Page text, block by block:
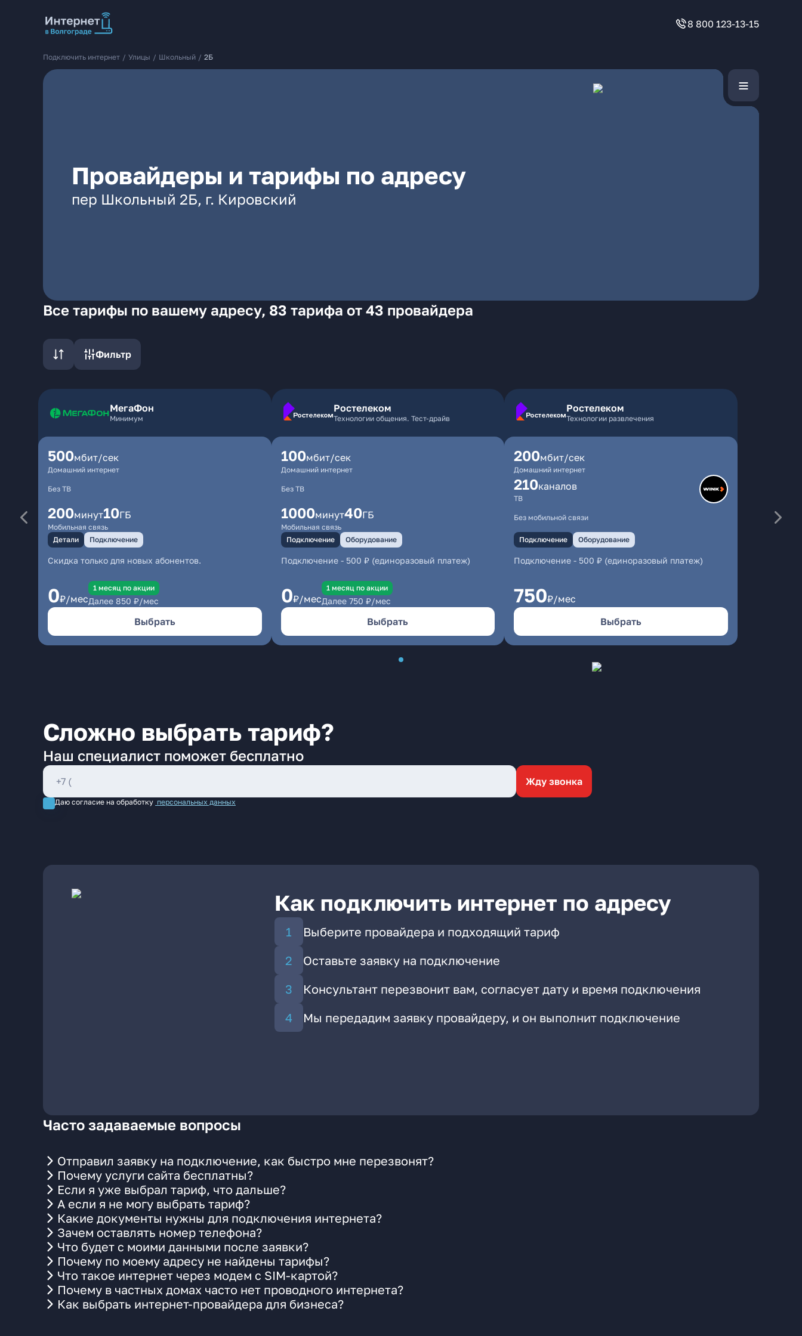
8 800 123-13-15
Подключить интернет / Улицы / Школьный / 2Б
Провайдеры и тарифы по адресу
пер Школьный 2Б, г. Кировский
Все тарифы по вашему адресу, 83 тарифа от 43 провайдера
Фильтр
МегаФон
Минимум
500мбит/сек
Домашний интернет
Без ТВ
200минут10ГБ
Мобильная связь
Детали
Подключение
Скидка только для новых абонентов.
0₽/мес
1 месяц по акции
Далее 850 ₽/мес
Выбрать
Ростелеком
Технологии общения. Тест-драйв
100мбит/сек
Домашний интернет
Без ТВ
1000минут40ГБ
Мобильная связь
Подключение
Оборудование
Подключение- 500 ₽ (единоразовый платеж)
0₽/мес
1 месяц по акции
Далее 750 ₽/мес
Выбрать
Ростелеком
Технологии развлечения
200мбит/сек
Домашний интернет
210каналов
ТВ
Без мобильной связи
Подключение Оборудование
Подключение - 500 ₽ (единоразовый платеж)
750₽/мес
Выбрать
Сложно выбрать тариф?
Наш специалист поможет бесплатно
Жду звонка
Даю согласие на обработку персональных данных
Как подключить интернет по адресу
Выберите провайдера и подходящий тариф
Оставьте заявку на подключение
Консультант перезвонит вам, согласует дату и время подключения
Мы передадим заявку провайдеру, и он выполнит подключение
Часто задаваемые вопросы
Отправил заявку на подключение, как быстро мне перезвонят?
Почему услуги сайта бесплатны?
Если я уже выбрал тариф, что дальше?
А если я не могу выбрать тариф?
Какие документы нужны для подключения интернета?
Зачем оставлять номер телефона?
Что будет с моими данными после заявки?
Почему по моему адресу не найдены тарифы?
Что такое интернет через модем с SIM-картой?
Почему в частных домах часто нет проводного интернета?
Как выбрать интернет-провайдера для бизнеса?